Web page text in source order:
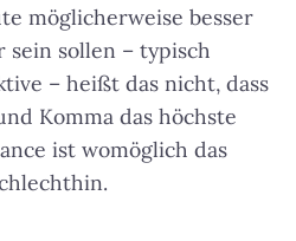
möglicherweise besser
sollen – typisch
– heißt das nicht, dass
Komma das höchste
ist womöglich das
.